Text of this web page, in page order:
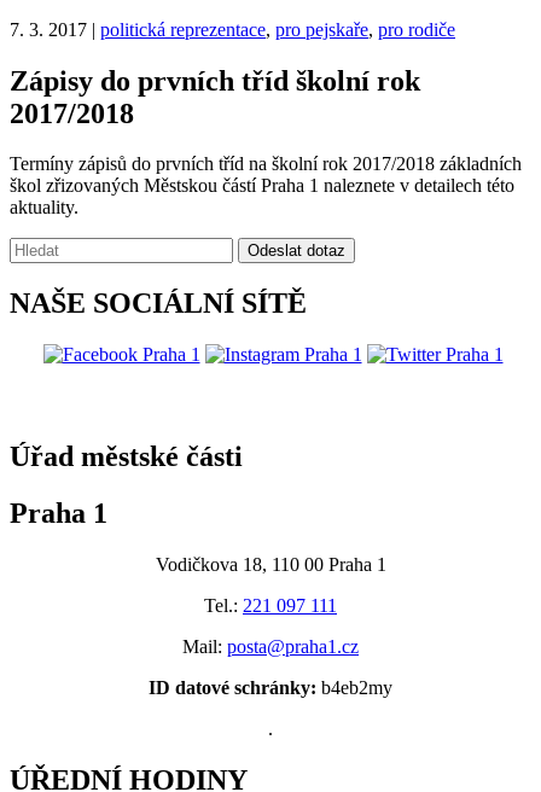
7. 3. 2017 | politická reprezentace, pro pejskaře, pro rodiče
Zápisy do prvních tříd školní rok
2017/2018
Termíny zápisů do prvních tříd na školní rok 2017/2018 základních
škol zřizovaných Městskou částí Praha 1 naleznete v detailech této
aktuality.
Vyhledávání:
Odeslat dotaz
NAŠE SOCIÁLNÍ SÍTĚ
Úřad městské části
Praha 1
Vodičkova 18, 110 00 Praha 1
Tel.: 221 097 111
Mail: posta@praha1.cz
ID datové schránky: b4eb2my
.
ÚŘEDNÍ HODINY